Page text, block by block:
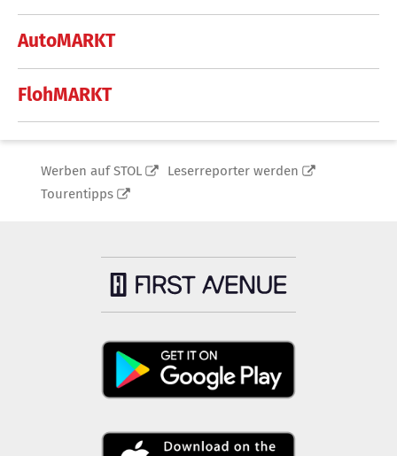
AutoMARKT
FlohMARKT
Werben auf STOL
Leserreporter werden
Tourentipps